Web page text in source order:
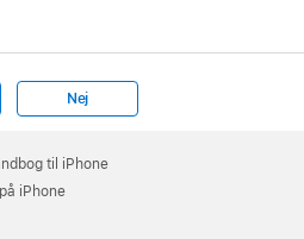
Nej
til iPhone
iPhone